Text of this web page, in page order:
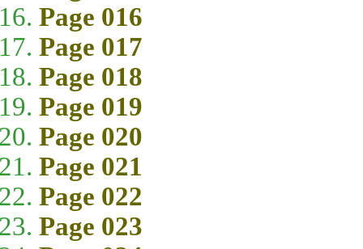
Page 016
Page 017
Page 018
Page 019
Page 020
Page 021
Page 022
Page 023